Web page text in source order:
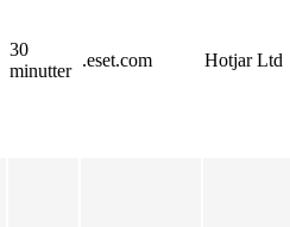
30
minutter
.eset.com Hotjar Ltd